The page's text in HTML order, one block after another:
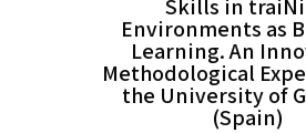
Skills in
Environments as
Learning. An
Methodological
the University of
(Spain)